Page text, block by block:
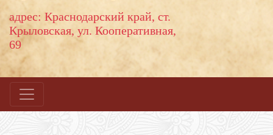
адрес: Краснодарский край, ст.
Крыловская, ул. Кооперативная,
69